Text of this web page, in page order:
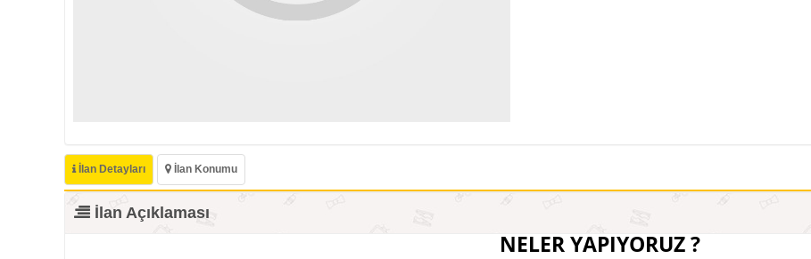
İlan Detayları İlan Konumu
İlan Açıklaması
NELER YAPIYORUZ ?